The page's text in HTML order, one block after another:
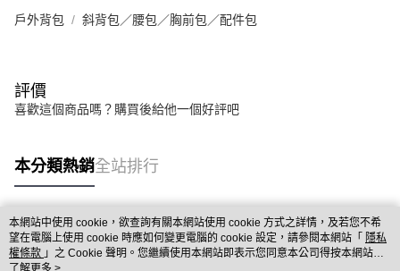
戶外背包 斜背包／腰包／胸前包／配件包
評價
喜歡這個商品嗎？購買後給他一個好評吧
本分類熱銷全站排行
熱門標籤
本網站中使用 cookie，欲查詢有關本網站使用 cookie 方式之詳情，及若您不希
望在電腦上使用 cookie 時應如何變更電腦的 cookie 設定，請參閱本網站「 隱私
權條款 」之 Cookie 聲明。您繼續使用本網站即表示您同意本公司得按本網站使
用條款之 Cookie 聲明使用 cookie。
了解更多 >